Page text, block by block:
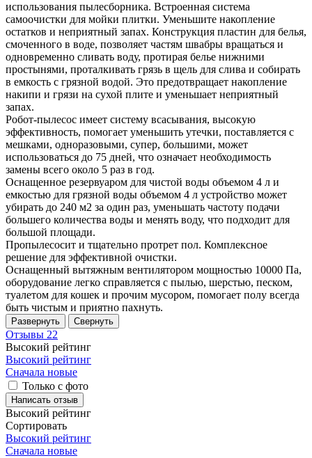
использования пылесборника. Встроенная система
самоочистки для мойки плитки. Уменьшите накопление
остатков и неприятный запах. Конструкция пластин для белья,
смоченного в воде, позволяет частям швабры вращаться и
одновременно сливать воду, протирая белье нижними
простынями, проталкивать грязь в щель для слива и собирать
в емкость с грязной водой. Это предотвращает накопление
накипи и грязи на сухой плите и уменьшает неприятный
запах.
Робот-пылесос имеет систему всасывания, высокую
эффективность, помогает уменьшить утечки, поставляется с
мешками, одноразовыми, супер, большими, может
использоваться до 75 дней, что означает необходимость
замены всего около 5 раз в год.
Оснащенное резервуаром для чистой воды объемом 4 л и
емкостью для грязной воды объемом 4 л устройство может
убирать до 240 м2 за один раз, уменьшать частоту подачи
большего количества воды и менять воду, что подходит для
большой площади.
Пропылесосит и тщательно протрет пол. Комплексное
решение для эффективной очистки.
Оснащенный вытяжным вентилятором мощностью 10000 Па,
оборудование легко справляется с пылью, шерстью, песком,
туалетом для кошек и прочим мусором, помогает полу всегда
быть чистым и приятно пахнуть.
Развернуть Свернуть
Отзывы 22
Высокий рейтинг
Высокий рейтинг
Сначала новые
Только с фото
Написать отзыв
Высокий рейтинг
Сортировать
Высокий рейтинг
Сначала новые